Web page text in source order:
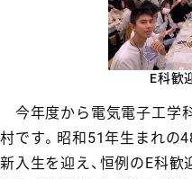
E科歓
今年度から電気電子工学
村です。昭和51年生まれの
新入生を迎え、恒例のE科歓